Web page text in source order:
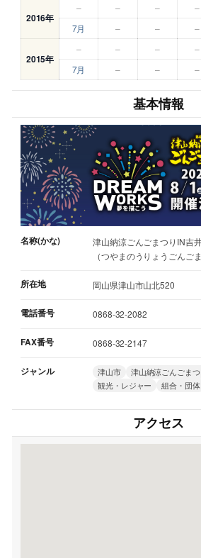
2016年
– – – –
7月
– – –
2015年
– – – –
7月
– – –
基本情報
名称(かな)
津山納涼ごんごまつりIN吉
（つやまのうりょうごんご
所在地 岡山県津山市山北520
電話番号 0868-32-2082
FAX番号 0868-32-2147
ジャンル 津山市 津山納涼ごんごまつ
観光・レジャー
組合・団体
アクセス